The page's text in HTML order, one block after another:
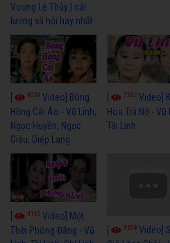
Vương Lệ Thủy | cải
lương xã hội hay nhất
9059 Video] Bông
Hồng Cài Áo - Vũ Linh,
Ngọc Huyền, Ngọc
Giàu, Diệp Lang
7352Video]
Hoa Trà Nở - Vũ
Tài Linh
4110 Video] Một
Thời Phóng Đãng - Vũ
3658Video]